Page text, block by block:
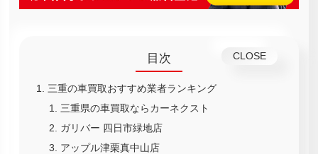
目次
三重の車買取おすすめ業者ランキング
三重県の車買取ならカーネクスト
ガリバー 四日市緑地店
アップル津栗真中山店